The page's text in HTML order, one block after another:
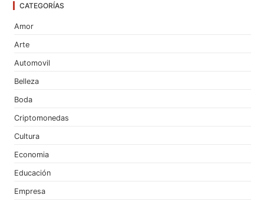
CATEGORÍAS
Amor
Arte
Automovil
Belleza
Boda
Criptomonedas
Cultura
Economia
Educación
Empresa